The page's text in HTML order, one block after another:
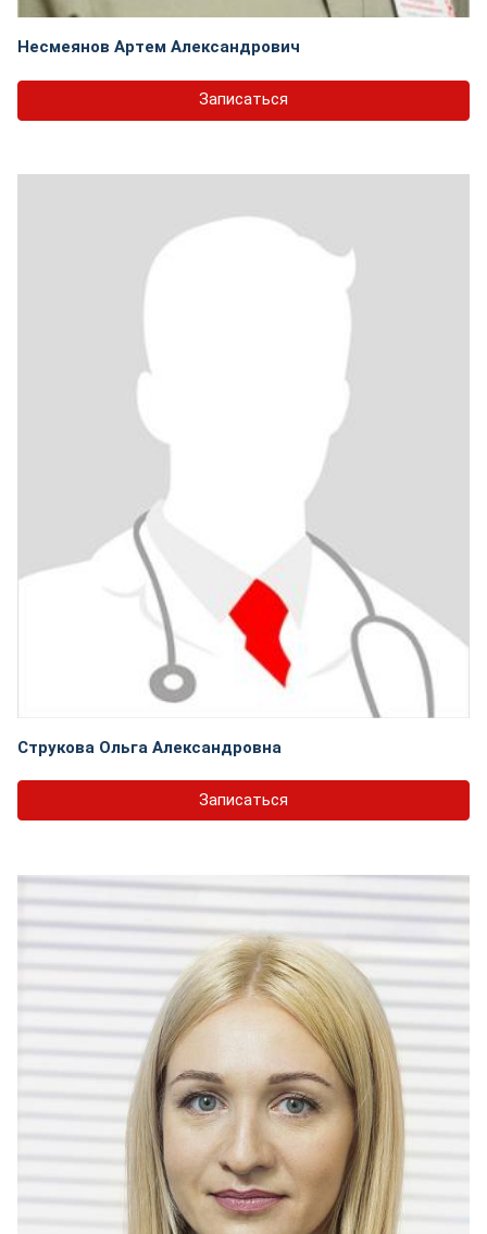
Несмеянов Артем Александрович
Записаться
Струкова Ольга Александровна
Записаться